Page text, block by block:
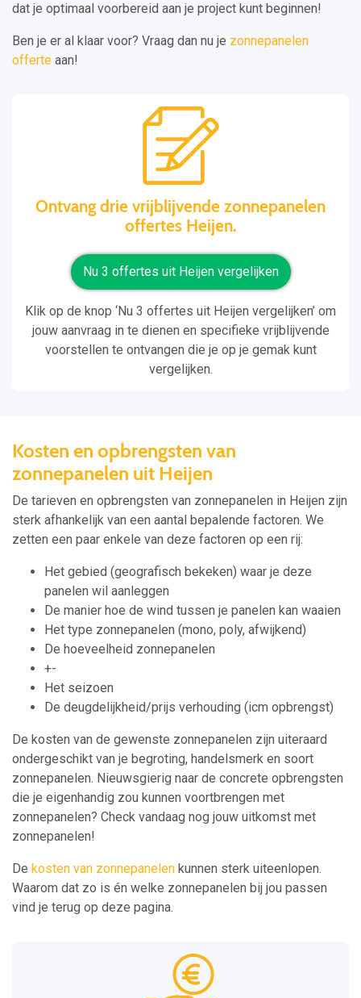
dat je optimaal voorbereid aan je project kunt beginnen!
Ben je er al klaar voor? Vraag dan nu je zonnepanelen
offerte aan!
Ontvang drie vrijblijvende zonnepanelen
offertes Heijen.
Nu 3 offertes uit Heijen vergelijken
Klik op de knop ‘Nu 3 offertes uit Heijen vergelijken’ om
jouw aanvraag in te dienen en specifieke vrijblijvende
voorstellen te ontvangen die je op je gemak kunt
vergelijken.
Kosten en opbrengsten van
zonnepanelen uit Heijen
De tarieven en opbrengsten van zonnepanelen in Heijen zijn
sterk afhankelijk van een aantal bepalende factoren. We
zetten een paar enkele van deze factoren op een rij:
Het gebied (geografisch bekeken) waar je deze
panelen wil aanleggen
De manier hoe de wind tussen je panelen kan waaien
Het type zonnepanelen (mono, poly, afwijkend)
De hoeveelheid zonnepanelen
+-
Het seizoen
De deugdelijkheid/prijs verhouding (icm opbrengst)
De kosten van de gewenste zonnepanelen zijn uiteraard
ondergeschikt van je begroting, handelsmerk en soort
zonnepanelen. Nieuwsgierig naar de concrete opbrengsten
die je eigenhandig zou kunnen voortbrengen met
zonnepanelen? Check vandaag nog jouw uitkomst met
zonnepanelen!
De kosten van zonnepanelen kunnen sterk uiteenlopen.
Waarom dat zo is én welke zonnepanelen bij jou passen
vind je terug op deze pagina.